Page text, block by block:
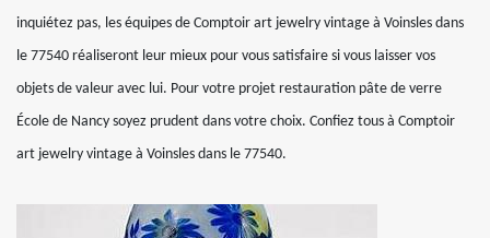
inquiétez pas, les équipes de Comptoir art jewelry vintage à Voinsles dans
le 77540 réaliseront leur mieux pour vous satisfaire si vous laisser vos
objets de valeur avec lui. Pour votre projet restauration pâte de verre
École de Nancy soyez prudent dans votre choix. Confiez tous à Comptoir
art jewelry vintage à Voinsles dans le 77540.